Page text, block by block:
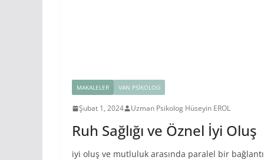
MAKALELER VAN PSIKOLOG
Şubat 1, 2024 Uzman Psikolog Hüseyin EROL
Ruh Sağlığı ve Öznel İyi Oluş
iyi oluş ve mutluluk arasında paralel bir